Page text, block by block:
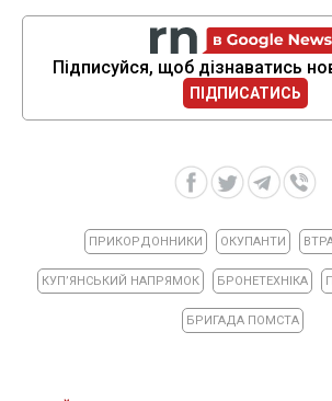
Підписуйся, щоб дізнаватись
ПІДПИСАТИСЬ
ПРИКОРДОННИКИ ОКУПАНТИ
КУПʼЯНСЬКИЙ НАПРЯМОК БРОНЕТЕХНІКА
БРИГАДА ПОМСТА